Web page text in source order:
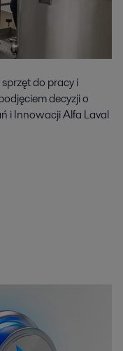
do pracy i
decyzji o
i Innowacji Alfa Laval